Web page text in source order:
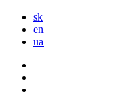
sk
en
ua